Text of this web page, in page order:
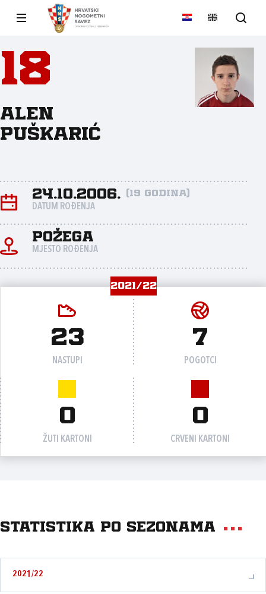
18
Alen
Puškarić
24.10.2006. (19 godina)
DATUM ROĐENJA
Požega
MJESTO ROĐENJA
2021/22
23
NASTUPI
7
POGOTCI
0
ŽUTI KARTONI
0
CRVENI KARTONI
Statistika po sezonama
2021/22